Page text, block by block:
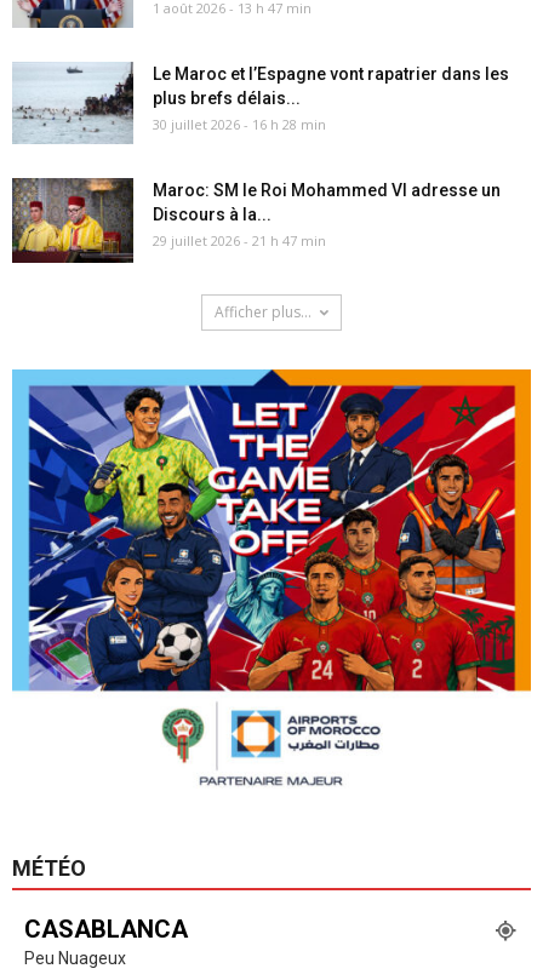
1 août 2026 - 13 h 47 min
Le Maroc et l’Espagne vont rapatrier dans les
plus brefs délais...
30 juillet 2026 - 16 h 28 min
Maroc: SM le Roi Mohammed VI adresse un
Discours à la...
29 juillet 2026 - 21 h 47 min
Afficher plus...
MÉTÉO
CASABLANCA
Peu Nuageux